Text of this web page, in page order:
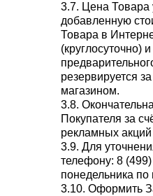
3.7. Цена Товара
добавленную
Товара в
(круглосуточно)
резервируется
магазином.
3.8.
Покупателя за
рекламных
3.9. Для
телефону: 8
понедельника по
3.10. Оформить